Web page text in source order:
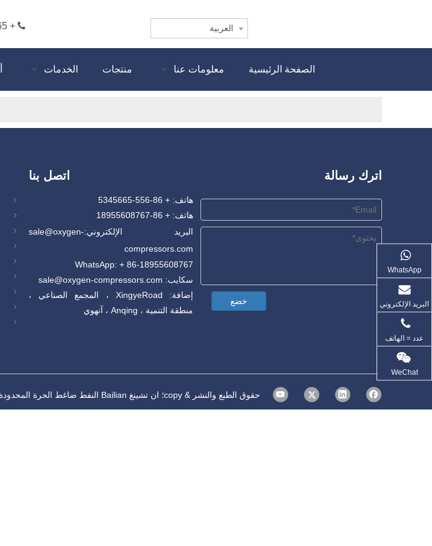
+ 86-556-5345665 العربية
الصفحة الرئيسية معلومات عنا منتجات الخدمات
WhatsApp
البريد الإلكتروني
عدد = الهاتف
WeChat
اتصل بنا
هاتف: + 86-556-5345665
هاتف: + 86-18955608767
البريد الإلكتروني:sale@oxygen-
compressors.com
WhatsApp: + 86-18955608767
سكايب: sale@oxygen-compressors.com
إضافة: XingyeRoad ، المجمع الصناعي ،
منطقة التنمية ، Anqing ، آنهوي
اترك رسالة
خضع
حقوق الطبع والنشر & copy؛ ان تشينغ Bailian النفط ضاغط الحرة المحدودة. كل الحقوق محفوظة.